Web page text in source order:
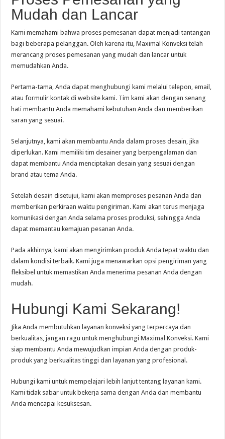
Mudah dan Lancar
Kami memahami bahwa proses pemesanan dapat menjadi tantangan
bagi beberapa pelanggan. Oleh karena itu, Maximal Konveksi telah
merancang proses pemesanan yang mudah dan lancar untuk
memudahkan Anda.
Pertama-tama, Anda dapat menghubungi kami melalui telepon, email,
atau formulir kontak di website kami. Tim kami akan dengan senang
hati membantu Anda memahami kebutuhan Anda dan memberikan
saran yang sesuai.
Selanjutnya, kami akan membantu Anda dalam proses desain, jika
diperlukan. Kami memiliki tim desainer yang berpengalaman dan
dapat membantu Anda menciptakan desain yang sesuai dengan
brand atau tema Anda.
Setelah desain disetujui, kami akan memproses pesanan Anda dan
memberikan perkiraan waktu pengiriman. Kami akan terus menjaga
komunikasi dengan Anda selama proses produksi, sehingga Anda
dapat memantau kemajuan pesanan Anda.
Pada akhirnya, kami akan mengirimkan produk Anda tepat waktu dan
dalam kondisi terbaik. Kami juga menawarkan opsi pengiriman yang
fleksibel untuk memastikan Anda menerima pesanan Anda dengan
mudah.
Hubungi Kami Sekarang!
Jika Anda membutuhkan layanan konveksi yang terpercaya dan
berkualitas, jangan ragu untuk menghubungi Maximal Konveksi. Kami
siap membantu Anda mewujudkan impian Anda dengan produk-
produk yang berkualitas tinggi dan layanan yang profesional.
Hubungi kami untuk mempelajari lebih lanjut tentang layanan kami.
Kami tidak sabar untuk bekerja sama dengan Anda dan membantu
Anda mencapai kesuksesan.